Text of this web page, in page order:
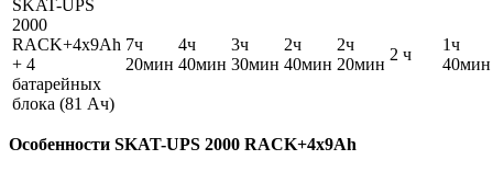
SKAT-UPS
2000
RACK+4x9Ah
+ 4
батарейных
блока (81 Ач)
7ч
20мин
4ч
40мин
3ч
30мин
2ч
40мин
2ч
20мин
2 ч
1ч
40мин
Особенности SKAT-UPS 2000 RACK+4x9Ah